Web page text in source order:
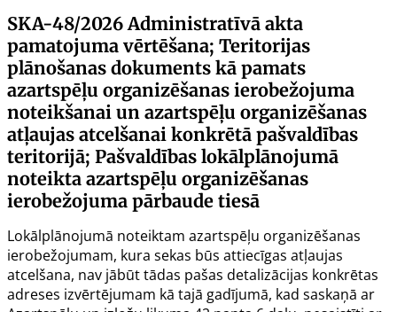
SKA-48/2026Administratīvā akta
pamatojuma vērtēšana; Teritorijas
plānošanas dokuments kā pamats
azartspēļu organizēšanas ierobežojuma
noteikšanai un azartspēļu organizēšanas
atļaujas atcelšanai konkrētā pašvaldības
teritorijā; Pašvaldības lokālplānojumā
noteikta azartspēļu organizēšanas
ierobežojuma pārbaude tiesā
Lokālplānojumā noteiktam azartspēļu organizēšanas
ierobežojumam, kura sekas būs attiecīgas atļaujas
atcelšana, nav jābūt tādas pašas detalizācijas konkrētas
adreses izvērtējumam kā tajā gadījumā, kad saskaņā ar